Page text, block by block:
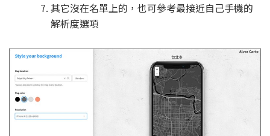
其它沒在名單上的，也可參考最接近自己手機的
解析度選項